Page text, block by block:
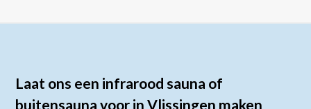
Laat ons een infrarood sauna of
buitensauna voor in Vlissingen maken